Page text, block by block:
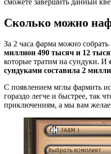
сможете завершить данный
Сколько можно
За 2 часа фарма можно
миллион 490 тысяч и 12
которые тратим на сундуки. И
сундуками составила 2
С появлением мглы фармить
гораздо легче и быстрее, так
приключениям, а мы вам